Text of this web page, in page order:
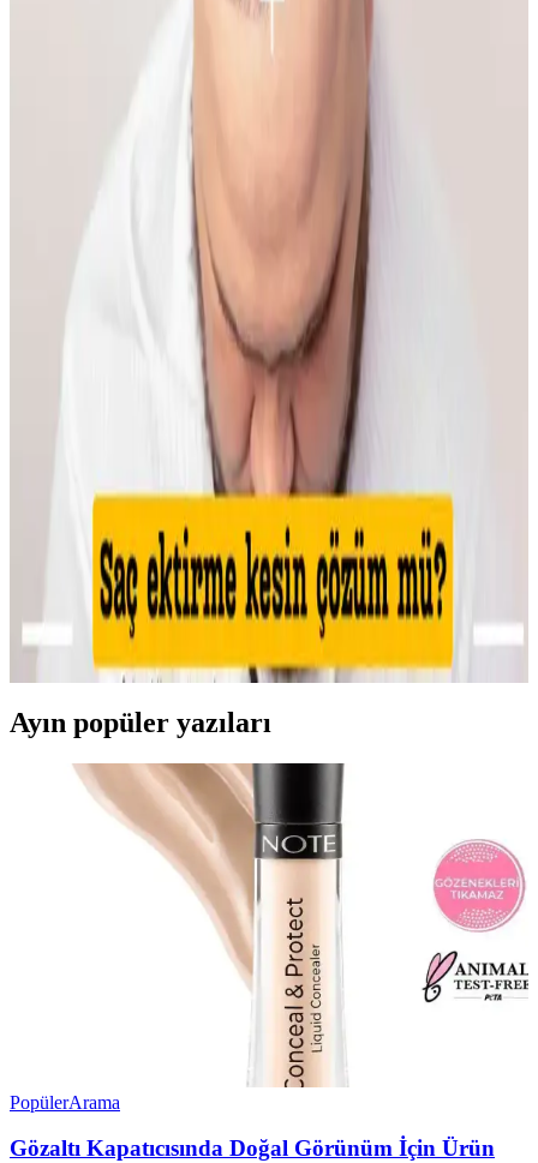
Makyaja Yeniden Başlamak İçin Temel Ürünler ve
Makyaja dönüşte cilt hazırlığı, doğru ürün seçimi ve göz yapısına
renk ve uyumu sağlar, günlük hayata kolaylıkla adapte olur.
İlkbahar ve Yaz Düğünleri İçin Doğal ve Şık
Makyaj Teknikleri ve Ürün Önerileri
İlkbahar ve yaz düğünlerinde doğal ve uyumlu makyaj için cilt tonu
uyumu, doğru ürün seçimi ve özel günlere uygun teknikler
önemlidir. Nemlendirme ve kirpik bakımı görünümü tamamlar.
Kaş Bölgesindeki Sivilceyi Gizlemek ve İyileştirmek
İçin Etkili Yöntemler
Kaş bölgesinde oluşan sivilcelerde buz uygulaması, antibakteriyel
kremler ve hidrojel bant kullanımı ile şişlik azaltılır. Yeşil renk
düzeltici ve kapatıcı ile makyajla görünüm minimize edilir, cilt
sağlığı korunur.
Makyajda Kötü Günlerin Nedenleri, Çözümleri ve
Psikolojik Etkileri Üzerine Analiz
Makyajda kötü günlerin teknik nedenleri, cilt koşullarının etkisi ve
uygulama hataları detaylıca inceleniyor. Ayrıca, psikolojik etkiler ve
sosyal algı üzerine önemli bilgiler sunuluyor.
Ayın popüler yazıları
PopülerArama
Gözaltı Kapatıcısında Doğal Görünüm İçin Ürün